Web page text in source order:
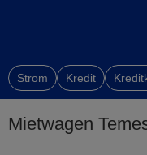
Strom Kredit
Mietwagen